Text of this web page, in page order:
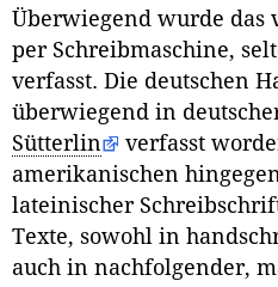
Überwiegend wurde das
per Schreibmaschine,
verfasst. Die deutschen
überwiegend in
Sütterlin
verfasst
amerikanischen
lateinischer
Texte, sowohl in
auch in nachfolgender,